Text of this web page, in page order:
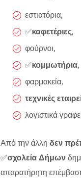
εστιατόρια,
✅καφετέριες,
φούρνοι,
✅κομμωτήρια,
φαρμακεία,
τεχνικές
λογιστικά
Από την άλλη δεν
✅σχολεία Δήμων
απαρατήρητη